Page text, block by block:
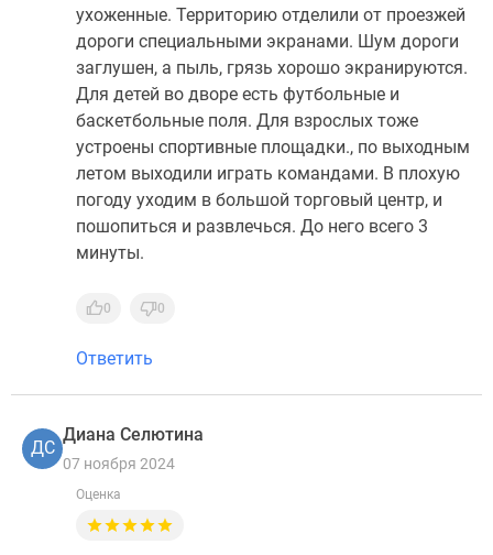
ухоженные. Территорию отделили от проезжей
дороги специальными экранами. Шум дороги
заглушен, а пыль, грязь хорошо экранируются.
Для детей во дворе есть футбольные и
баскетбольные поля. Для взрослых тоже
устроены спортивные площадки., по выходным
летом выходили играть командами. В плохую
погоду уходим в большой торговый центр, и
пошопиться и развлечься. До него всего 3
минуты.
0 0
Ответить
ДС
Диана Селютина
07 ноября 2024
Оценка